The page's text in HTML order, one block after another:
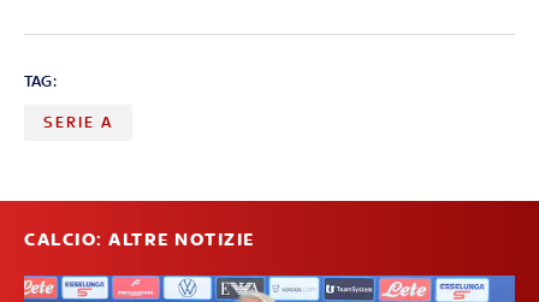
TAG:
SERIE A
CALCIO: ALTRE NOTIZIE